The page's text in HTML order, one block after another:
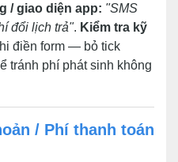
/ giao diện app: "SMS
đổi lịch trả". Kiểm tra kỹ
điền form — bỏ tick
tránh phí phát sinh không
/ Phí thanh toán